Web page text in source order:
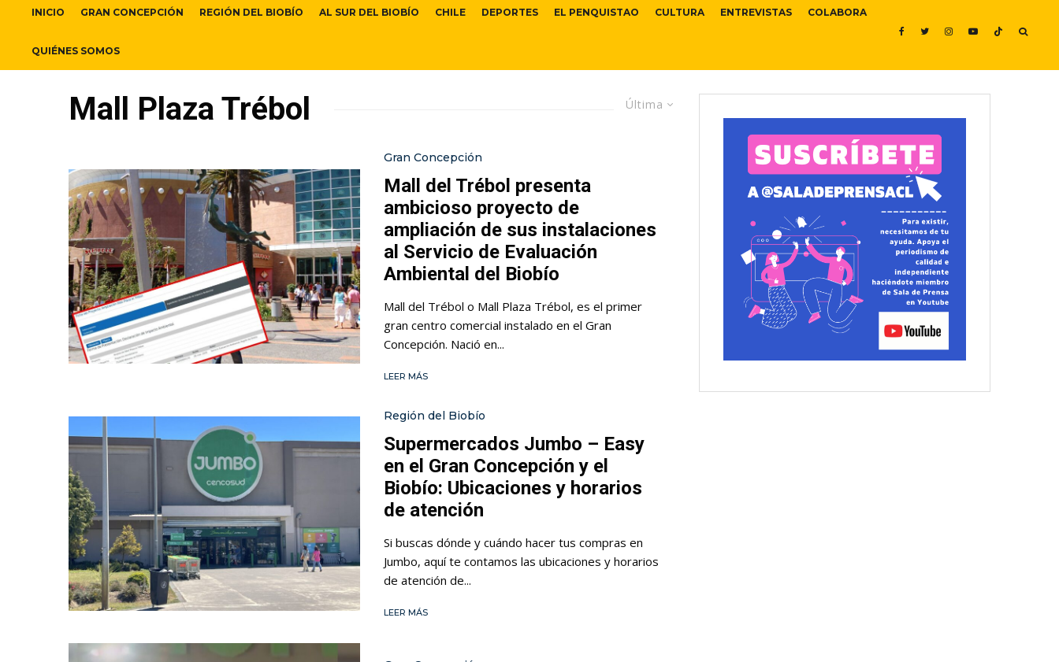
INICIO GRAN CONCEPCIÓN REGIÓN DEL BIOBÍO AL SUR DEL BIOBÍO CHILE DEPORTES EL PENQUISTAO CULTURA ENTREVISTAS COLABORA
QUIÉNES SOMOS
Última
Mall Plaza Trébol
Gran Concepción
Mall del Trébol presenta
ambicioso proyecto de
ampliación de sus instalaciones
al Servicio de Evaluación
Ambiental del Biobío
Mall del Trébol o Mall Plaza Trébol, es el primer
gran centro comercial instalado en el Gran
Concepción. Nació en...
LEER MÁS
Región del Biobío
Supermercados Jumbo – Easy
en el Gran Concepción y el
Biobío: Ubicaciones y horarios
de atención
Si buscas dónde y cuándo hacer tus compras en
Jumbo, aquí te contamos las ubicaciones y horarios
de atención de...
LEER MÁS